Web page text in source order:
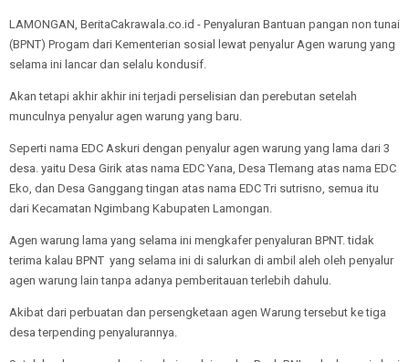
LAMONGAN, BeritaCakrawala.co.id - Penyaluran Bantuan pangan non tunai
(BPNT) Progam dari Kementerian sosial lewat penyalur Agen warung yang
selama ini lancar dan selalu kondusif.
Akan tetapi akhir akhir ini terjadi perselisian dan perebutan setelah
munculnya penyalur agen warung yang baru.
Seperti nama EDC Askuri dengan penyalur agen warung yang lama dari 3
desa. yaitu Desa Girik atas nama EDC Yana, Desa Tlemang atas nama EDC
Eko, dan Desa Ganggang tingan atas nama EDC Tri sutrisno, semua itu
dari Kecamatan Ngimbang Kabupaten Lamongan.
Agen warung lama yang selama ini mengkafer penyaluran BPNT. tidak
terima kalau BPNT yang selama ini di salurkan di ambil aleh oleh penyalur
agen warung lain tanpa adanya pemberitauan terlebih dahulu.
Akibat dari perbuatan dan persengketaan agen Warung tersebut ke tiga
desa terpending penyalurannya.